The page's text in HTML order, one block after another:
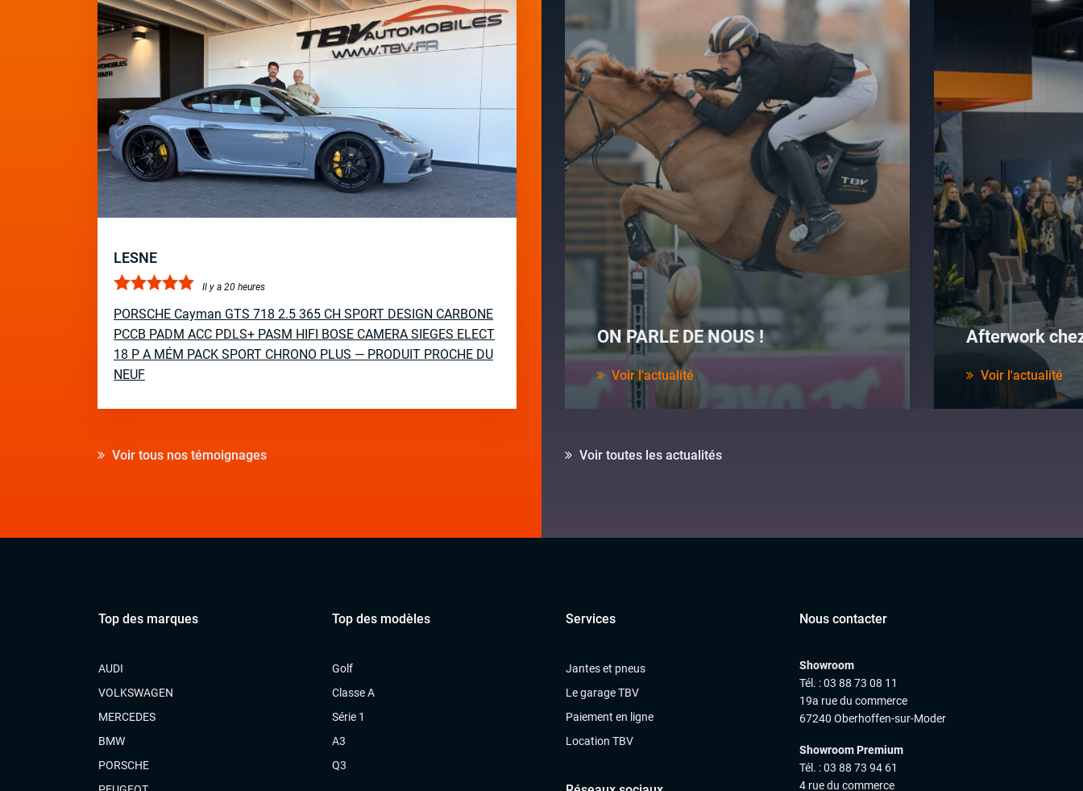
LESNE
Il y a 20 heures
PORSCHE Cayman GTS 718 2.5 365 CH SPORT DESIGN CARBONE
PCCB PADM ACC PDLS+ PASM HIFI BOSE CAMERA SIEGES ELECT
18 P A MÉM PACK SPORT CHRONO PLUS — PRODUIT PROCHE DU
NEUF
Voir tous nos témoignages
ON PARLE DE NOUS !
Voir l'actualité
Afterwork
Voir l'actualité
Voir toutes les actualités
Top des marques
AUDI
VOLKSWAGEN
MERCEDES
BMW
PORSCHE
Top des modèles
Golf
Classe A
Série 1
A3
Q3
Services
Jantes et pneus
Le garage TBV
Paiement en ligne
Location TBV
Nous contacter
Showroom
Tél. : 03 88 73 08 11
19a rue du commerce
67240 Oberhoffen-sur-Moder
Showroom Premium
Tél. : 03 88 73 94 61
4 rue du commerce